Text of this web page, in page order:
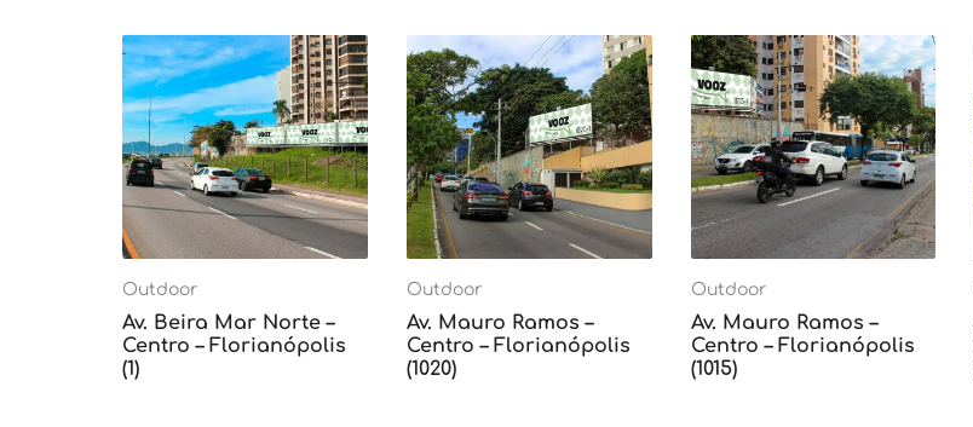
Outdoor
Av. Beira Mar Norte –
Centro – Florianópolis
(1)
Outdoor
Av. Mauro Ramos –
Centro – Florianópolis
(1020)
Outdoor
Av. Mauro Ramos –
Centro – Florianópolis
(1015)